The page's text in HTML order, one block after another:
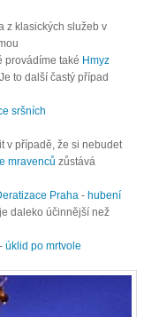
z klasických služeb v
provádíme také Hmyz
to další častý případ
sršních
v případě, že si nebudet
mravenců zůstává
Praha - hubení
je daleko účinnější než
- úklid po mrtvole